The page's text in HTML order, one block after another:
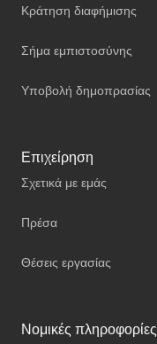
Κράτηση διαφήμισης
Σήμα εμπιστοσύνης
Υποβολή δημοπρασίας
Επιχείρηση
Σχετικά με εμάς
Πρέσα
Θέσεις εργασίας
Νομικές πληροφορίες